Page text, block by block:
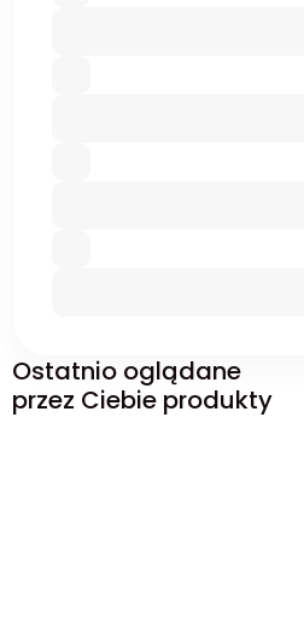
Ostatnio oglądane
przez Ciebie produkty